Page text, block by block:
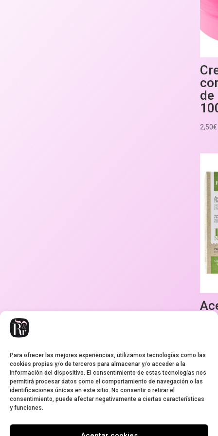
Para ofrecer las mejores experiencias, utilizamos tecnologías como las
cookies propias y/o de terceros para almacenar y/o acceder a la
información del dispositivo. El consentimiento de estas tecnologías nos
permitirá procesar datos como el comportamiento de navegación o las
identificaciones únicas en este sitio. No consentir o retirar el
consentimiento, puede afectar negativamente a ciertas características
y funciones.
de
2,50€
Aviso legal Condiciones de envío
Cookies
Política de privacidad